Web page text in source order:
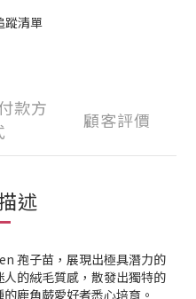
蹤清單
款方
顧客評價
述
孢子苗，展現出極具潛力的
的絨毛質感，散發出獨特的
鹿角蕨愛好者悉心培育。